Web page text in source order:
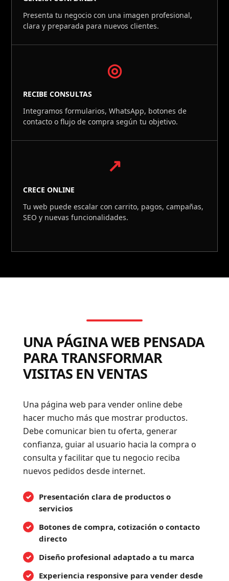
Presenta tu negocio con una imagen profesional,
clara y preparada para nuevos clientes.
◎
RECIBE CONSULTAS
Integramos formularios, WhatsApp, botones de
contacto o flujo de compra según tu objetivo.
↗
CRECE ONLINE
Tu web puede escalar con carrito, pagos, campañas,
SEO y nuevas funcionalidades.
UNA PÁGINA WEB PENSADA
PARA TRANSFORMAR
VISITAS EN VENTAS
Una página web para vender online debe
hacer mucho más que mostrar productos.
Debe comunicar bien tu oferta, generar
confianza, guiar al usuario hacia la compra o
consulta y facilitar que tu negocio reciba
nuevos pedidos desde internet.
Presentación clara de productos o
servicios
Botones de compra, cotización o contacto
directo
Diseño profesional adaptado a tu marca
Experiencia responsive para vender desde